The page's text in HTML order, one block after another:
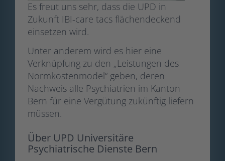
Es freut uns sehr, dass die UPD in
Zukunft IBI-care tacs flächendeckend
einsetzen wird.
Unter anderem wird es hier eine
Verknüpfung zu den „Leistungen des
Normkostenmodel“ geben, deren
Nachweis alle Psychiatrien im Kanton
Bern für eine Vergütung zukünftig liefern
müssen.
Über UPD Universitäre
Psychiatrische Dienste Bern